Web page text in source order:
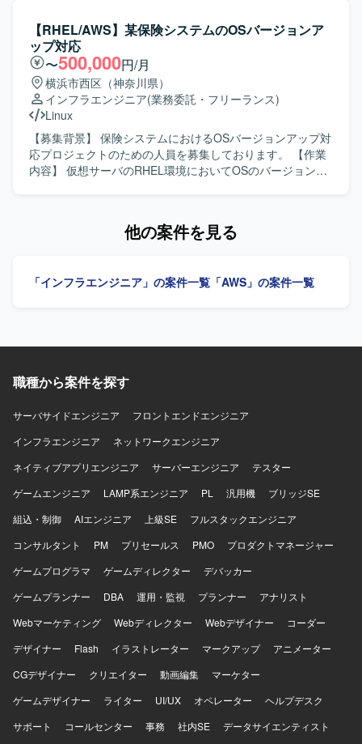
流まで一連のプロセスを経験していただけます。 【開発環
境】 プライベートクラウド環境およびAWS環境上のLinuxサ
ーバ（RHEL）を中心としたサーバ基盤を対象とした設計・
構築・移行を行います。
す。AWS特有のネットワーク設定については、お客様と内
容を確認しながら設計・設定を進めていただきます。 【求
める人物像】 与えられた手順や要件を踏まえて、自立して
環境構築作業を進められる方を求めています。お客様とコ
ミュニケーションを取りながら、不明点を積極的に確認
し、段階的に環境を仕上げていける方です。 【ポジション
の魅力】 オンプレミスからクラウドへの移行案件に関わる
ことで、AWS上でのネットワーク設計や環境構築の実務経
験を積むことができます。既存手順書をベースにしつつ
も、クラウド特有の設計検討にも携わることができます。
【RHEL/AWS】某保険システムのOSバージョンア
ップ対応
〜500,000円/月
横浜市西区（神奈川県）
インフラエンジニア(業務委託・フリーランス)
Linux
【募集背景】 保険システムにおけるOSバージョンアップ対
応プロジェクトのための人員を募集しております。 【作業
内容】 仮想サーバのRHEL環境においてOSのバージョンア
ているシステムに対してもOSバージョンアップを実施し、
上位リーダーと適切に連携できる方を求めております。サ
ンアップ対応を通じて、基盤構築スキルや非互換調査スキ
ド環境の両方に携わることで、インフラエンジニアとして
RHELを利用した仮想サーバ環境およびAWS上で構築された
他の案件を見る
「インフラエンジニア」の案件一覧 「AWS」の案件一覧
職種から案件を探す
サーバサイドエンジニア
フロントエンドエンジニア
インフラエンジニア
ネットワークエンジニア
ネイティブアプリエンジニア
サーバーエンジニア
テスター
ゲームエンジニア
LAMP系エンジニア PL 汎用機
ブリッジSE
組込・制御
AIエンジニア 上級SE
フルスタックエンジニア
コンサルタント
PM プリセールス PMO
プロダクトマネージャー
ゲームプログラマ
ゲームディレクター
デバッカー
ゲームプランナー
DBA 運用・監視 プランナー
アナリスト
Webマーケティング
Webディレクター Webデザイナー
コーダー
デザイナー
Flash イラストレーター マークアップ
アニメーター
CGデザイナー
クリエイター 動画編集
マーケター
ゲームデザイナー
ライター UI/UX オペレーター
ヘルプデスク
サポート
コールセンター 事務 社内SE
データサイエンティスト